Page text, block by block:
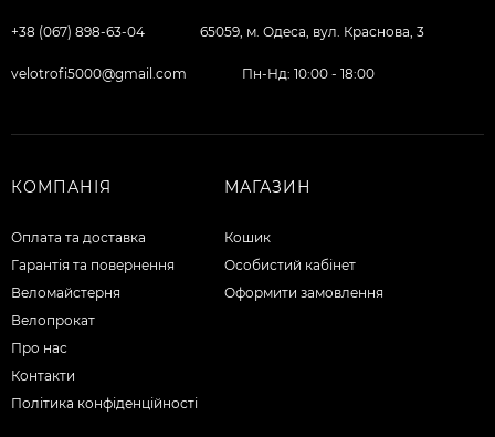
+38 (067) 898-63-04 65059, м. Одеса, вул. Краснова, 3
velotrofi5000@gmail.com Пн-Нд: 10:00 - 18:00
КОМПАНІЯ
Оплата та доставка
Гарантія та повернення
Веломайстерня
Велопрокат
Про нас
Контакти
Політика конфіденційності
МАГАЗИН
Кошик
Особистий кабінет
Оформити замовлення